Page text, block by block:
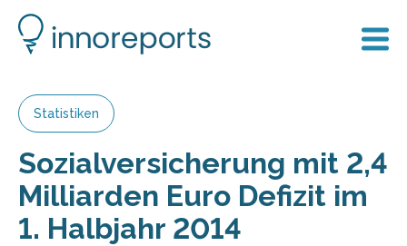
Statistiken
Sozial­versiche­rung mit 2,4
Milliar­den Euro Defizit im
1. Halb­jahr 2014